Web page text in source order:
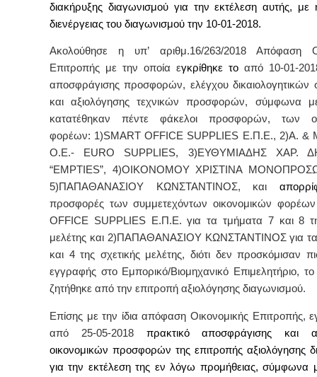
διακήρυξης διαγωνισμού για την εκτέλεση αυτής, με
διενέργειας του διαγωνισμού την 10-01-2018.
Ακολούθησε η υπ’ αριθμ.16/263/2018 Απόφαση
Επιτροπής με την οποία εγκρίθηκε το από 10-01-
αποσφράγισης προσφορών, ελέγχου δικαιολογητικών
και αξιολόγησης τεχνικών προσφορών, σύμφωνα
κατατέθηκαν πέντε φάκελοι προσφορών, των
φορέων: 1)SMART OFFICE SUPPLIES E.Π.Ε., 2)Α. &
Ο.Ε.-
EURO SUPPLIES, 3)ΕΥΘΥΜΙΑΔΗΣ ΧΑΡ.
“EMPTIES”, 4)ΟΙΚΟΝΟΜΟΥ ΧΡΙΣΤΙΝΑ
5)ΠΑΠΑΘΑΝΑΣΙΟΥ ΚΩΝΣΤΑΝΤΙΝΟΣ, και
προσφορές των συμμετεχόντων οικονομικών
OFFICE
SUPPLIES E.Π.Ε. για τα τμήματα 7 και 8
μελέτης και 2)ΠΑΠΑΘΑΝΑΣΙΟΥ ΚΩΝΣΤΑΝΤΙΝΟΣ για
και 4 της σχετικής μελέτης, διότι δεν προσκόμισαν
εγγραφής στο Εμπορικό/Βιομηχανικό Επιμελητήριο, το
ζητήθηκε από την επιτροπή αξιολόγησης διαγωνισμού.
Επίσης με την ίδια απόφαση Οικονομικής Επιτροπής,
από 25-05-2018 πρακτικό αποσφράγισης και
οικονομικών προσφορών της επιτροπής αξιολόγησης
για την εκτέλεση της εν λόγω προμήθειας, σύμφωνα